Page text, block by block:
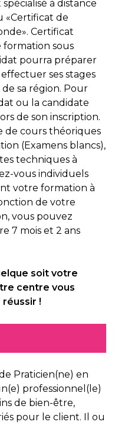
à distance
«Certificat de
Certificat
formation sous
pourra préparer
ses stages
sa région. Pour
ou la candidate
de son inscription.
de cours théoriques
(Examens blancs),
techniques à
vous individuels
votre formation à
de votre
vous pouvez
7 mois et 2 ans
soit votre
centre vous
!
Praticien(ne) en
professionnel(le)
de bien-être,
pour le client. Il ou